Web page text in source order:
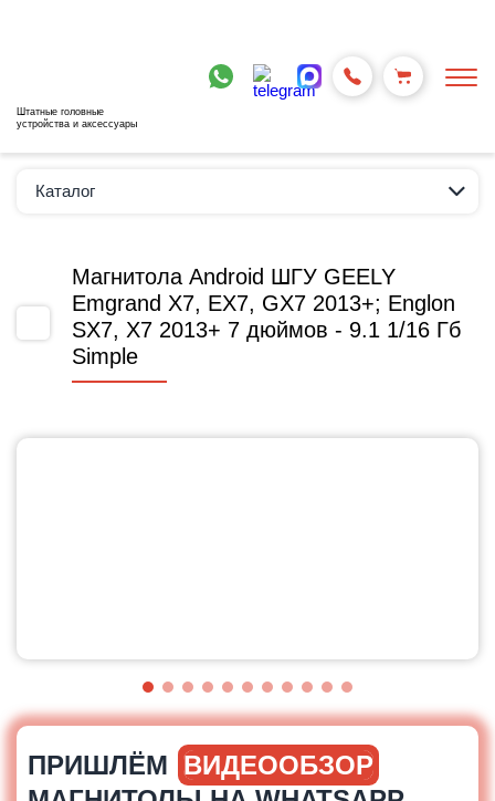
Штатные головные
устройства и аксессуары
Каталог
Магнитола Android ШГУ GEELY
Emgrand X7, EX7, GX7 2013+; Englon
SX7, X7 2013+ 7 дюймов - 9.1 1/16 Гб
Simple
ПРИШЛЁМ ВИДЕООБЗОР